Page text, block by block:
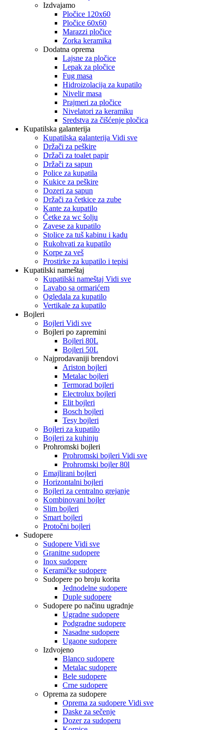
Izdvajamo
Pločice 120x60
Pločice 60x60
Marazzi pločice
Zorka keramika
Dodatna oprema
Lajsne za pločice
Lepak za pločice
Fug masa
Hidroizolacija za kupatilo
Nivelir masa
Prajmeri za pločice
Nivelatori za keramiku
Sredstva za čišćenje pločica
Kupatilska galanterija
Kupatilska galanterija Vidi sve
Držači za peškire
Držači za toalet papir
Držači za sapun
Police za kupatila
Kukice za peškire
Dozeri za sapun
Držači za četkice za zube
Kante za kupatilo
Četke za wc šolju
Zavese za kupatilo
Stolice za tuš kabinu i kadu
Rukohvati za kupatilo
Korpe za veš
Prostirke za kupatilo i tepisi
Kupatilski nameštaj
Kupatilski nameštaj Vidi sve
Lavabo sa ormarićem
Ogledala za kupatilo
Vertikale za kupatilo
Bojleri
Bojleri Vidi sve
Bojleri po zapremini
Bojleri 80L
Bojleri 50L
Najprodavaniji brendovi
Ariston bojleri
Metalac bojleri
Termorad bojleri
Electrolux bojleri
Elit bojleri
Bosch bojleri
Tesy bojleri
Bojleri za kupatilo
Bojleri za kuhinju
Prohromski bojleri
Prohromski bojleri Vidi sve
Prohromski bojler 80l
Emajlirani bojleri
Horizontalni bojleri
Bojleri za centralno grejanje
Kombinovani bojler
Slim bojleri
Smart bojleri
Protočni bojleri
Sudopere
Sudopere Vidi sve
Granitne sudopere
Inox sudopere
Keramičke sudopere
Sudopere po broju korita
Jednodelne sudopere
Duple sudopere
Sudopere po načinu ugradnje
Ugradne sudopere
Podgradne sudopere
Nasadne sudopere
Ugaone sudopere
Izdvojeno
Blanco sudopere
Metalac sudopere
Bele sudopere
Crne sudopere
Oprema za sudopere
Oprema za sudopere Vidi sve
Daske za sečenje
Dozer za sudoperu